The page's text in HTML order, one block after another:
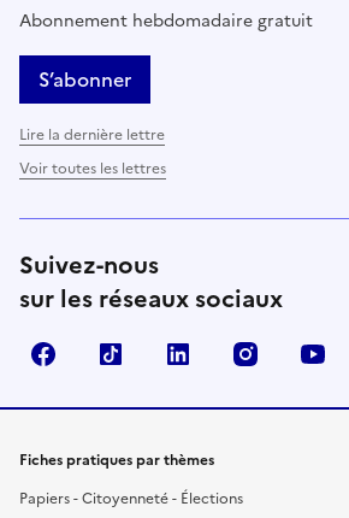
Abonnement hebdomadaire gratuit
S’abonner
Lire la dernière lettre
Voir toutes les lettres
Suivez-nous
sur les réseaux sociaux
FacebookTikTok LinkedIn Instagram
Fiches pratiques par thèmes
Papiers - Citoyenneté - Élections